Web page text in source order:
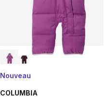
Nouveau
COLUMBIA